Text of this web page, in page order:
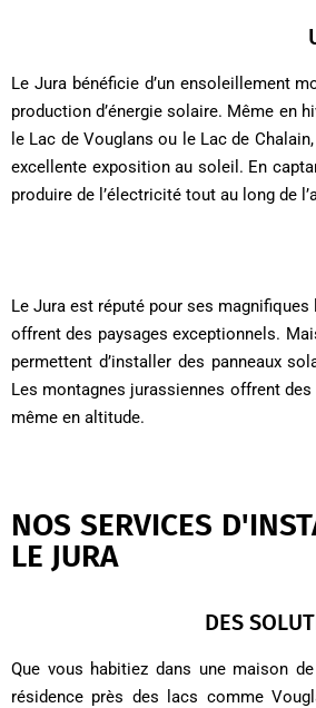
Le Jura bénéficie d’un ensoleillement
production d’énergie solaire. Même en
le Lac de Vouglans ou le Lac de
excellente exposition au soleil. En
produire de l’électricité tout au long de
Le Jura est réputé pour ses
offrent des paysages exceptionnels.
permettent d’installer des panneaux
Les montagnes jurassiennes offrent
même en altitude.
NOS SERVICES
LE JURA
DES
Que vous habitiez dans une maison
résidence près des lacs comme